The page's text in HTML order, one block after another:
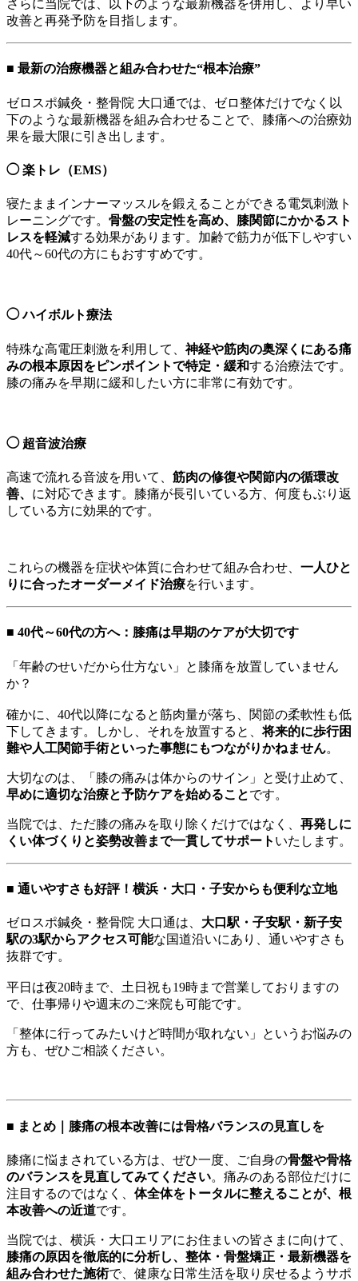
さらに当院では、以下のような最新機器を併用し、より早い
改善と再発予防を目指します。
■ 最新の治療機器と組み合わせた“根本治療”
ゼロスポ鍼灸・整骨院 大口通では、ゼロ整体だけでなく以
下のような最新機器を組み合わせることで、膝痛への治療効
果を最大限に引き出します。
◯楽トレ（EMS）
寝たままインナーマッスルを鍛えることができる電気刺激ト
レーニングです。 骨盤の安定性を高め、膝関節にかかるスト
レスを軽減する効果があります。加齢で筋力が低下しやすい
40代～60代の方にもおすすめです。
◯ハイボルト療法
特殊な高電圧刺激を利用して、神経や筋肉の奥深くにある痛
みの根本原因をピンポイントで特定・緩和する治療法です。
膝の痛みを早期に緩和したい方に非常に有効です。
◯超音波治療
高速で流れる音波を用いて、 筋肉の修復や関節内の循環改
善、 に対応できます。膝痛が長引いている方、何度もぶり返
している方に効果的です。
これらの機器を症状や体質に合わせて組み合わせ、 一人ひと
りに合ったオーダーメイド治療を行います。
■ 40代～60代の方へ：膝痛は早期のケアが大切です
「年齢のせいだから仕方ない」と膝痛を放置していません
か？
確かに、40代以降になると筋肉量が落ち、関節の柔軟性も低
下してきます。しかし、それを放置すると、将来的に歩行困
難や人工関節手術といった事態にもつながりかねません。
大切なのは、「膝の痛みは体からのサイン」と受け止めて、
早めに適切な治療と予防ケアを始めることです。
当院では、ただ膝の痛みを取り除くだけではなく、 再発しに
くい体づくりと姿勢改善まで一貫してサポート いたします。
■ 通いやすさも好評！横浜・大口・子安からも便利な立地
ゼロスポ鍼灸・整骨院 大口通は、 大口駅・子安駅・新子安
駅の3駅からアクセス可能な国道沿いにあり、通いやすさも
抜群です。
平日は夜20時まで、土日祝も19時まで営業しておりますの
で、仕事帰りや週末のご来院も可能です。
「整体に行ってみたいけど時間が取れない」というお悩みの
方も、ぜひご相談ください。
■ まとめ｜膝痛の根本改善には骨格バランスの見直しを
膝痛に悩まされている方は、ぜひ一度、ご自身の骨盤や骨格
のバランスを見直してみてください。痛みのある部位だけに
注目するのではなく、 体全体をトータルに整えることが、根
本改善への近道です。
当院では、横浜・大口エリアにお住まいの皆さまに向けて、
膝痛の原因を徹底的に分析し、整体・骨盤矯正・最新機器を
組み合わせた施術で、健康な日常生活を取り戻せるようサポ